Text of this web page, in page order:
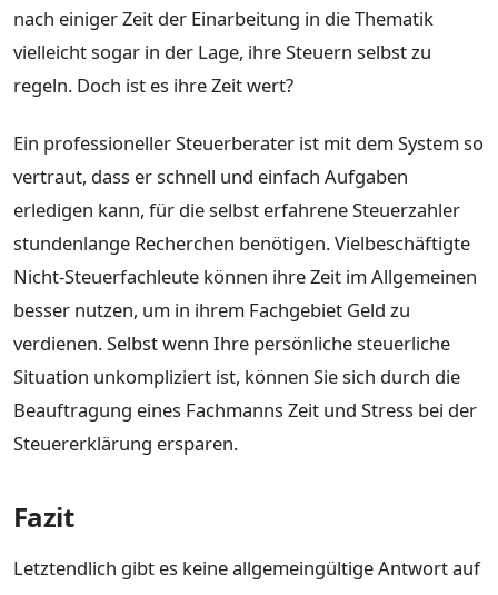
nach einiger Zeit der Einarbeitung in die Thematik
vielleicht sogar in der Lage, ihre Steuern selbst zu
regeln. Doch ist es ihre Zeit wert?
Ein professioneller Steuerberater ist mit dem System so
vertraut, dass er schnell und einfach Aufgaben
erledigen kann, für die selbst erfahrene Steuerzahler
stundenlange Recherchen benötigen. Vielbeschäftigte
Nicht-Steuerfachleute können ihre Zeit im Allgemeinen
besser nutzen, um in ihrem Fachgebiet Geld zu
verdienen. Selbst wenn Ihre persönliche steuerliche
Situation unkompliziert ist, können Sie sich durch die
Beauftragung eines Fachmanns Zeit und Stress bei der
Steuererklärung ersparen.
Fazit
Letztendlich gibt es keine allgemeingültige Antwort auf